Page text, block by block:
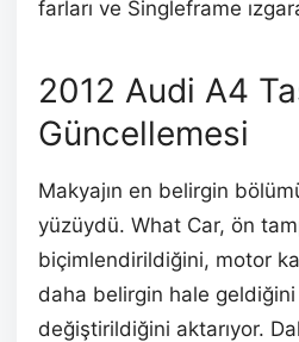
farları ve Singleframe
2012 Audi A4
Güncellemesi
Makyajın en belirgin
yüzüydü. What Car, ön
biçimlendirildiğini, motor
daha belirgin hale geldiğini
değiştirildiğini aktarıyor.